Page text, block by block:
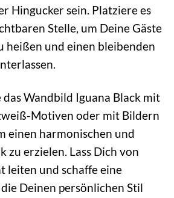
Hingucker sein. Platziere es
Stelle, um Deine Gäste
heißen und einen bleibenden
Wandbild Iguana Black mit
Motiven oder mit Bildern
einen harmonischen und
zu erzielen. Lass Dich von
leiten und schaffe eine
Deinen persönlichen Stil